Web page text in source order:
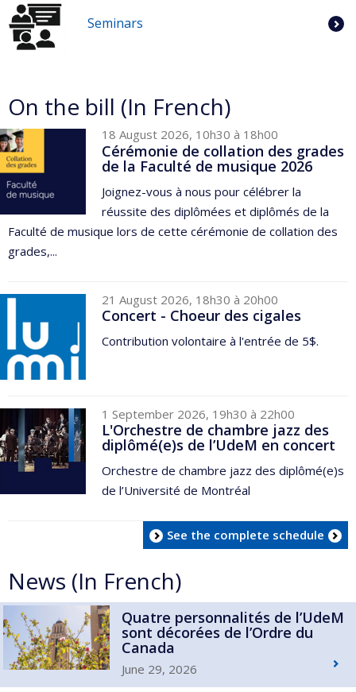
Seminars
On the bill (In French)
18 August 2026, 10h30 à 18h00
Cérémonie de collation des grades
de la Faculté de musique 2026
Joignez-vous à nous pour célébrer la
réussite des diplômées et diplômés de la
Faculté de musique lors de cette cérémonie de collation des
grades,...
21 August 2026, 18h30 à 20h00
Concert - Choeur des cigales
Contribution volontaire à l'entrée de 5$.
1 September 2026, 19h30 à 22h00
L'Orchestre de chambre jazz des
diplômé(e)s de l’UdeM en concert
Orchestre de chambre jazz des diplômé(e)s
de l’Université de Montréal
See the complete schedule
News (In French)
Quatre personnalités de l’UdeM
sont décorées de l’Ordre du
Canada
June 29, 2026